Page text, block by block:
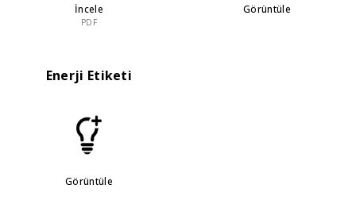
İncele
PDF
Görüntüle
Enerji Etiketi
Görüntüle